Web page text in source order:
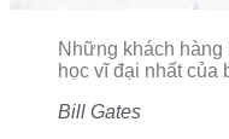
Những khách hàng
học vĩ đại nhất của
Bill Gates